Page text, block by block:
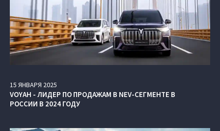
15 ЯНВАРЯ 2025
VOYAH - ЛИДЕР ПО ПРОДАЖАМ В NEV-СЕГМЕНТЕ В
РОССИИ В 2024 ГОДУ